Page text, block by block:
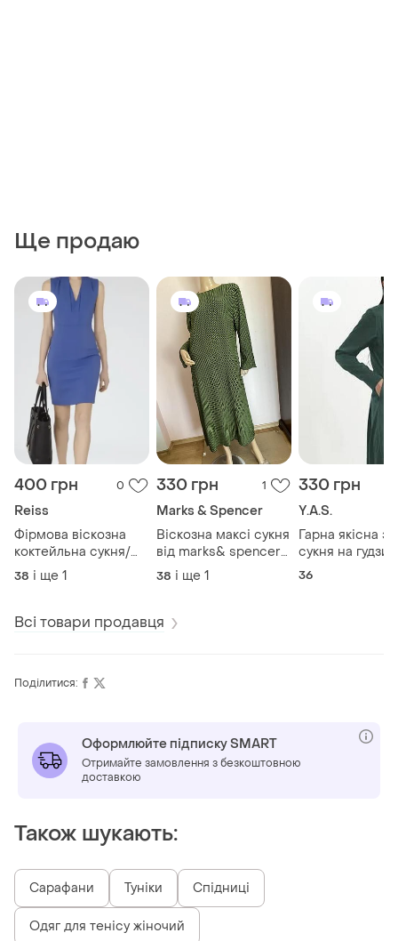
Ще продаю
400 грн 0
Reiss
Фірмова віскозна
коктейльна сукня/
m- l/ brend reiss
38 і ще 1
330 грн 1
Marks & Spencer
Віскозна максі сукня
від marks& spencer/
m- l/
38 і ще 1
330 грн
Y.A.S.
Гарна якісна
сукня на
brend yas
36
Всі товари продавця
Поділитися:
Оформлюйте підписку SMART
Отримайте замовлення з безкоштовною
доставкою
Також шукають:
Сарафани Туніки Спідниці
Одяг для тенісу жіночий